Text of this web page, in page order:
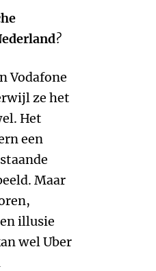
?
Vodafone
ze het
Het
een
Maar
illusie
wel Uber